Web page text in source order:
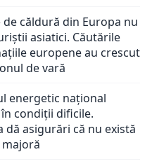
de căldură din Europa nu
asiatici. Căutările
europene au crescut
de vară
energetic național
condiții dificile.
dă asigurări că nu există